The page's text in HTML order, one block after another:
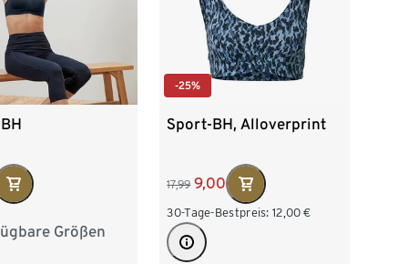
Größen
75C 80B
-25%
Sport-BH, Alloverprint
17,99 9,00
30-Tage-Bestpreis: 12,00 €